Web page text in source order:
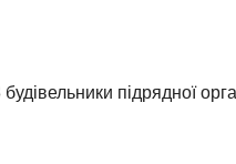
підрядної